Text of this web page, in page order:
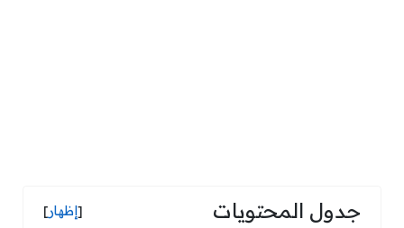
جدول المحتويات [إظهار]